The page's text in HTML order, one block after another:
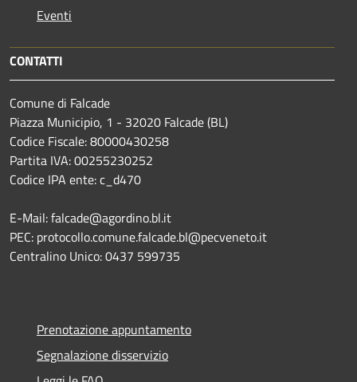
Eventi
CONTATTI
Comune di Falcade
Piazza Municipio, 1 - 32020 Falcade (BL)
Codice Fiscale: 80000430258
Partita IVA: 00255230252
Codice IPA ente: c_d470
E-Mail: falcade@agordino.bl.it
PEC: protocollo.comune.falcade.bl@pecveneto.it
Centralino Unico: 0437 599735
Prenotazione appuntamento
Segnalazione disservizio